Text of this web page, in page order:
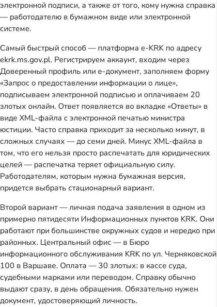
электронной подписи, а также от того, кому нужна справка
— работодателю в бумажном виде или электронной
системе.
Самый быстрый способ — платформа e-KRK по адресу
ekrk.ms.gov.pl. Регистрируем аккаунт, входим через
Доверенный профиль или e-документ, заполняем форму
«Запрос о предоставлении информации о лице»,
подписываем электронной подписью и оплачиваем 20
злотых онлайн. Ответ появляется во вкладке «Ответы» в
виде XML-файла с электронной печатью министра
юстиции. Часто справка приходит за несколько минут, в
сложных случаях — до семи дней. Минус XML-файла в
том, что его нельзя просто распечатать для юридических
целей — распечатка теряет официальную силу.
Работодателям, которым нужна бумажная версия,
придется выбрать стационарный вариант.
Второй вариант — личная подача заявления в одном из
примерно пятидесяти Информационных пунктов KRK. Они
работают при большинстве окружных судов и нередко при
районных. Центральный офис — в Бюро
информационного обслуживания KRK по ул. Черняковской
100 в Варшаве. Оплата — 30 злотых: в кассе суда,
судебными марками или переводом. Справку обычно
выдают сразу, в день обращения. Обязательно нужен
документ, удостоверяющий личность.